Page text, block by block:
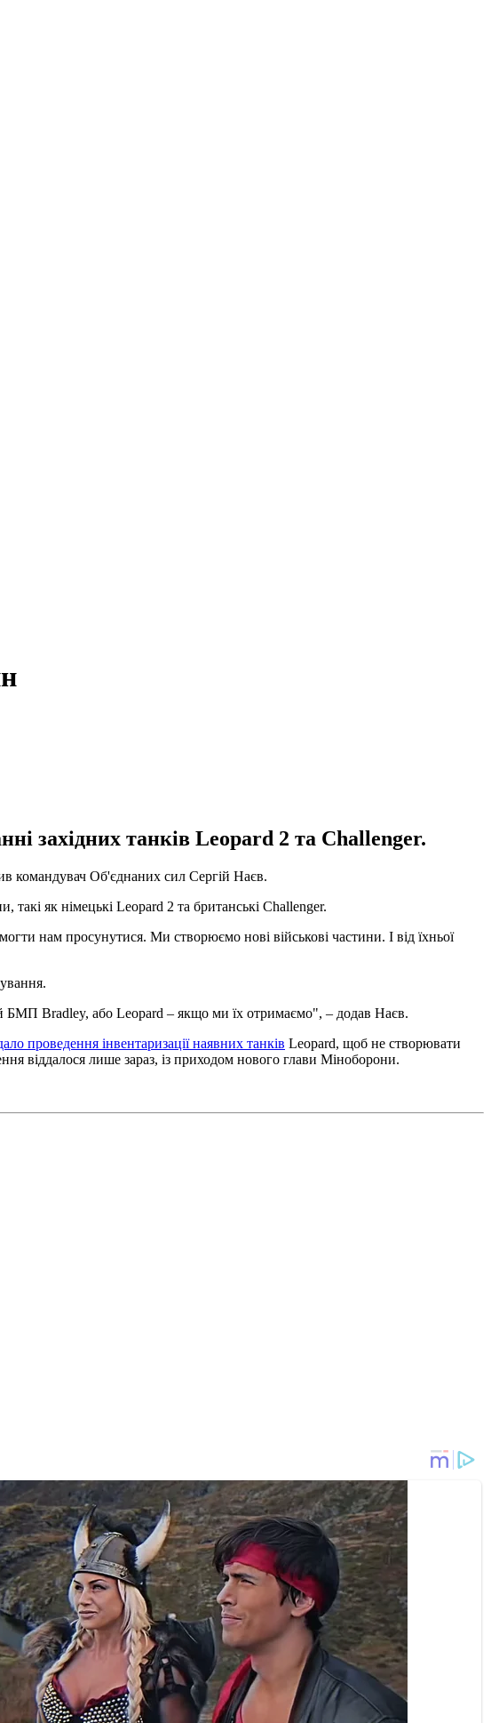
західних танків Leopard 2 та Challenger.
командувач Об'єднаних сил Сергій Наєв.
як німецькі Leopard 2 та британські Challenger.
нам просунутися. Ми створюємо нові військові частини. І від їхньої
БМП Bradley, або Leopard – якщо ми їх отримаємо", – додав Наєв.
проведення інвентаризації наявних танків Leopard, щоб не створювати
віддалося лише зараз, із приходом нового глави Міноборони.